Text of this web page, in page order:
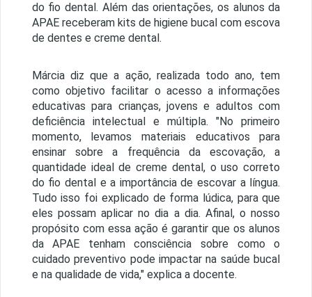
do fio dental. Além das orientações, os alunos da
APAE receberam kits de higiene bucal com escova
de dentes e creme dental.
Márcia diz que a ação, realizada todo ano, tem
como objetivo facilitar o acesso a informações
educativas para crianças, jovens e adultos com
deficiência intelectual e múltipla. "No primeiro
momento, levamos materiais educativos para
ensinar sobre a frequência da escovação, a
quantidade ideal de creme dental, o uso correto
do fio dental e a importância de escovar a língua.
Tudo isso foi explicado de forma lúdica, para que
eles possam aplicar no dia a dia. Afinal, o nosso
propósito com essa ação é garantir que os alunos
da APAE tenham consciência sobre como o
cuidado preventivo pode impactar na saúde bucal
e na qualidade de vida," explica a docente.